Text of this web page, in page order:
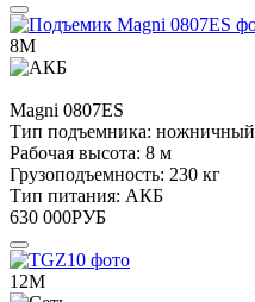
8М
Magni 0807ES
Тип подъемника: ножничный
Рабочая высота: 8 м
Грузоподъемность: 230 кг
Тип питания: АКБ
630 000РУБ
12М